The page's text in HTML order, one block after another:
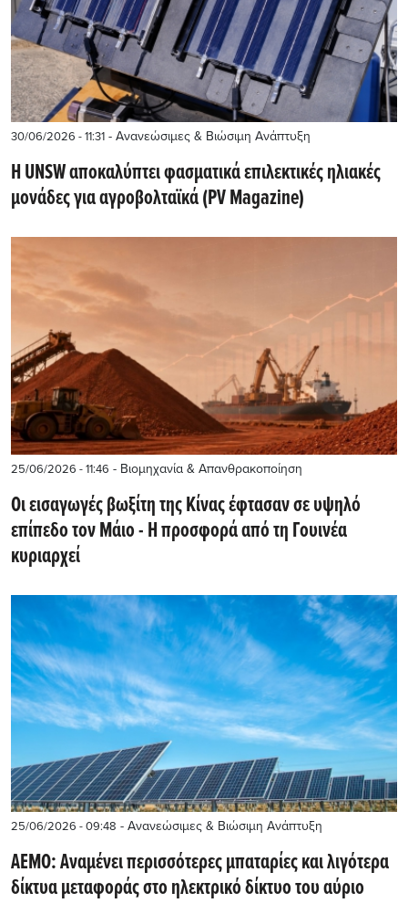
30/06/2026 - 11:31 - Ανανεώσιμες & Βιώσιμη Ανάπτυξη
Η UNSW αποκαλύπτει φασματικά επιλεκτικές ηλιακές
μονάδες για αγροβολταϊκά (PV Magazine)
25/06/2026 - 11:46 - Βιομηχανία & Απανθρακοποίηση
Οι εισαγωγές βωξίτη της Κίνας έφτασαν σε υψηλό
επίπεδο τον Μάιο - Η προσφορά από τη Γουινέα
κυριαρχεί
25/06/2026 - 09:48 - Ανανεώσιμες & Βιώσιμη Ανάπτυξη
AEMO: Αναμένει περισσότερες μπαταρίες και λιγότερα
δίκτυα μεταφοράς στο ηλεκτρικό δίκτυο του αύριο